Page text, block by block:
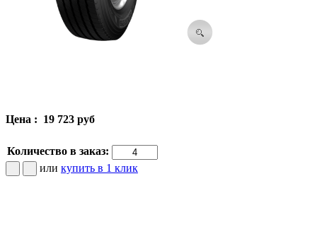
Цена : 19 723 руб
Количество в заказ:
или купить в 1 клик